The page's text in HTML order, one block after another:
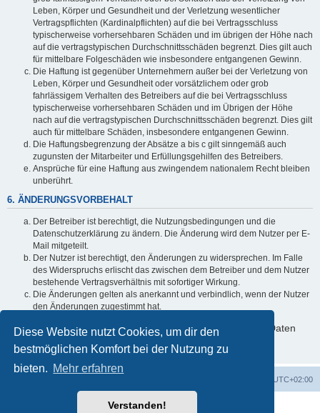
Diese Website nutzt Cookies, um dir den
bestmöglichen Komfort bei der Nutzung zu
bieten. Mehr erfahren
Verstanden!
Leben, Körper und Gesundheit und der Verletzung wesentlicher
Vertragspflichten (Kardinalpflichten) auf die bei Vertragsschluss
typischerweise vorhersehbaren Schäden und im übrigen der Höhe nach
auf die vertragstypischen Durchschnittsschäden begrenzt. Dies gilt auch
für mittelbare Folgeschäden wie insbesondere entgangenen Gewinn.
Die Haftung ist gegenüber Unternehmern außer bei der Verletzung von
Leben, Körper und Gesundheit oder vorsätzlichem oder grob
fahrlässigem Verhalten des Betreibers auf die bei Vertragsschluss
typischerweise vorhersehbaren Schäden und im Übrigen der Höhe
nach auf die vertragstypischen Durchschnittsschäden begrenzt. Dies gilt
auch für mittelbare Schäden, insbesondere entgangenen Gewinn.
Die Haftungsbegrenzung der Absätze a bis c gilt sinngemäß auch
zugunsten der Mitarbeiter und Erfüllungsgehilfen des Betreibers.
Ansprüche für eine Haftung aus zwingendem nationalem Recht bleiben
unberührt.
6. ÄNDERUNGSVORBEHALT
Der Betreiber ist berechtigt, die Nutzungsbedingungen und die
Datenschutzerklärung zu ändern. Die Änderung wird dem Nutzer per E-
Mail mitgeteilt.
Der Nutzer ist berechtigt, den Änderungen zu widersprechen. Im Falle
des Widerspruchs erlischt das zwischen dem Betreiber und dem Nutzer
bestehende Vertragsverhältnis mit sofortiger Wirkung.
Die Änderungen gelten als anerkannt und verbindlich, wenn der Nutzer
den Änderungen zugestimmt hat.
Informationen über den Umgang mit deinen persönlichen Daten
sind in der Datenschutzerklärung enthalten.
UTC+02:00
Powered byphpBB® Forum Software © phpBB Limited